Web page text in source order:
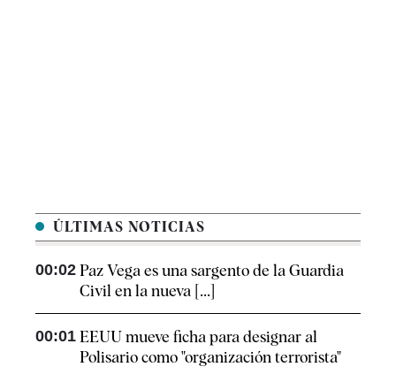
ÚLTIMAS NOTICIAS
00:02 Paz Vega es una sargento de la Guardia
Civil en la nueva [...]
00:01 EEUU mueve ficha para designar al
Polisario como "organización terrorista"